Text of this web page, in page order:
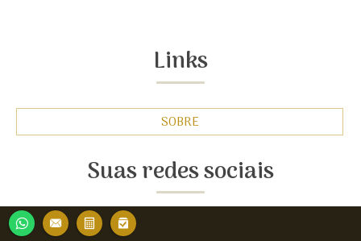
Links
SOBRE
Suas redes sociais